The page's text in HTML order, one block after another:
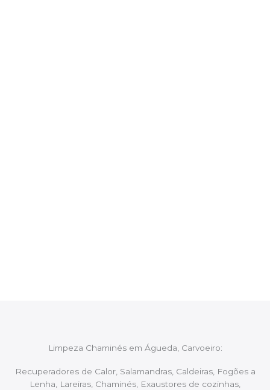
Limpeza Chaminés em Águeda, Carvoeiro:
Recuperadores de Calor, Salamandras, Caldeiras, Fogões a
Lenha, Lareiras, Chaminés, Exaustores de cozinhas,